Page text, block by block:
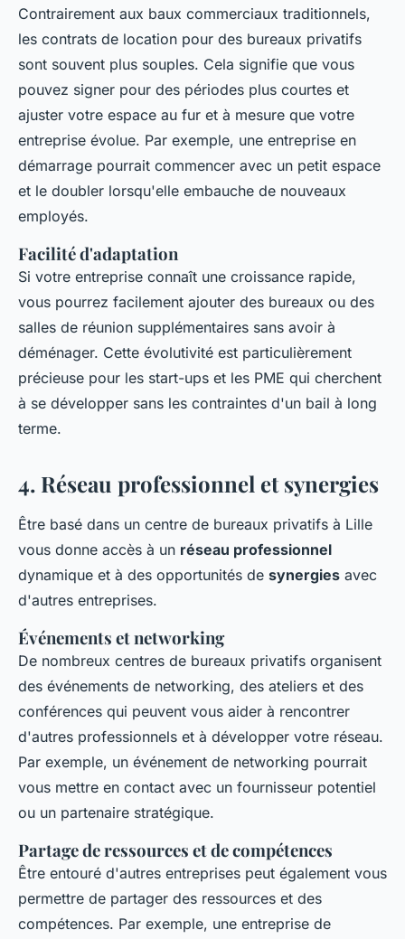
Contrairement aux baux commerciaux traditionnels,
les contrats de location pour des bureaux privatifs
sont souvent plus souples. Cela signifie que vous
pouvez signer pour des périodes plus courtes et
ajuster votre espace au fur et à mesure que votre
entreprise évolue. Par exemple, une entreprise en
démarrage pourrait commencer avec un petit espace
et le doubler lorsqu'elle embauche de nouveaux
employés.
Facilité d'adaptation
Si votre entreprise connaît une croissance rapide,
vous pourrez facilement ajouter des bureaux ou des
salles de réunion supplémentaires sans avoir à
déménager. Cette évolutivité est particulièrement
précieuse pour les start-ups et les PME qui cherchent
à se développer sans les contraintes d'un bail à long
terme.
4. Réseau professionnel et synergies
Être basé dans un centre de bureaux privatifs à Lille
vous donne accès à un réseau professionnel
dynamique et à des opportunités de synergies avec
d'autres entreprises.
Événements et networking
De nombreux centres de bureaux privatifs organisent
des événements de networking, des ateliers et des
conférences qui peuvent vous aider à rencontrer
d'autres professionnels et à développer votre réseau.
Par exemple, un événement de networking pourrait
vous mettre en contact avec un fournisseur potentiel
ou un partenaire stratégique.
Partage de ressources et de compétences
Être entouré d'autres entreprises peut également vous
permettre de partager des ressources et des
compétences. Par exemple, une entreprise de